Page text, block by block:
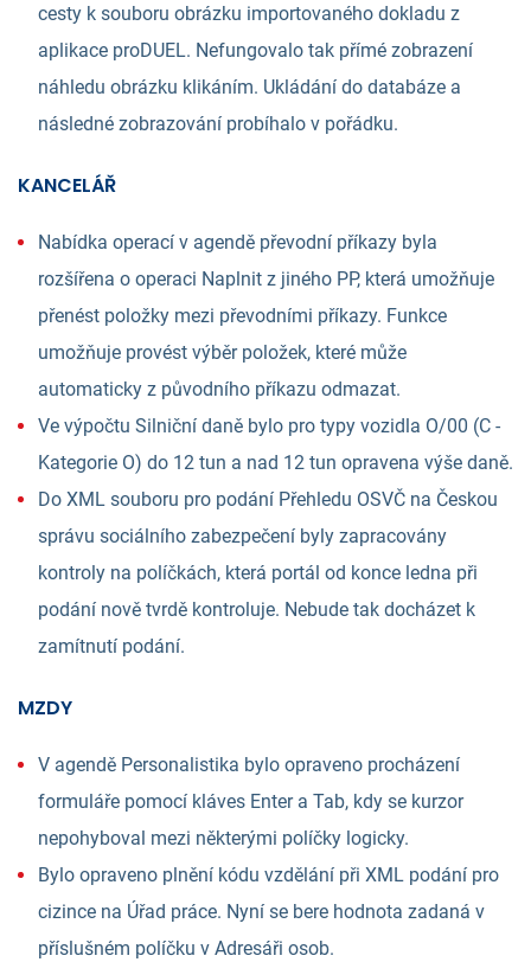
cesty k souboru obrázku importovaného dokladu z
aplikace proDUEL. Nefungovalo tak přímé zobrazení
náhledu obrázku klikáním. Ukládání do databáze a
následné zobrazování probíhalo v pořádku.
KANCELÁŘ
Nabídka operací v agendě převodní příkazy byla
rozšířena o operaci Naplnit z jiného PP, která umožňuje
přenést položky mezi převodními příkazy. Funkce
umožňuje provést výběr položek, které může
automaticky z původního příkazu odmazat.
Ve výpočtu Silniční daně bylo pro typy vozidla O/00 (C -
Kategorie O) do 12 tun a nad 12 tun opravena výše daně.
Do XML souboru pro podání Přehledu OSVČ na Českou
správu sociálního zabezpečení byly zapracovány
kontroly na políčkách, která portál od konce ledna při
podání nově tvrdě kontroluje. Nebude tak docházet k
zamítnutí podání.
MZDY
V agendě Personalistika bylo opraveno procházení
formuláře pomocí kláves Enter a Tab, kdy se kurzor
nepohyboval mezi některými políčky logicky.
Bylo opraveno plnění kódu vzdělání při XML podání pro
cizince na Úřad práce. Nyní se bere hodnota zadaná v
příslušném políčku v Adresáři osob.